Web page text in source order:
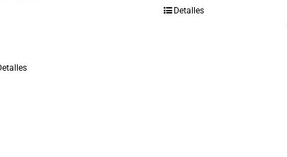
Detalles